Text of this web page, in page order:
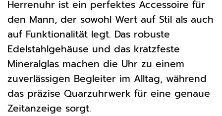
Herrenuhr ist ein perfektes Accessoire für
den Mann, der sowohl Wert auf Stil als auch
auf Funktionalität legt. Das robuste
Edelstahlgehäuse und das kratzfeste
Mineralglas machen die Uhr zu einem
zuverlässigen Begleiter im Alltag, während
das präzise Quarzuhrwerk für eine genaue
Zeitanzeige sorgt.